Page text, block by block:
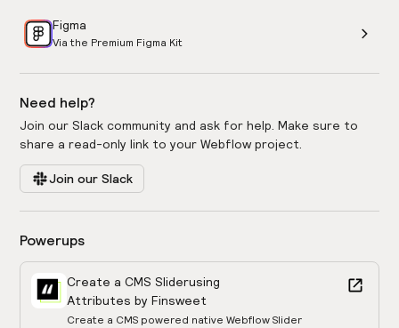
Figma
Via the Premium Figma Kit
Need help?
Join our Slack community and ask for help. Make sure to
share a read-only link to your Webflow project.
Join our Slack
Powerups
Create a CMS Sliderusing
Attributes by Finsweet
Create a CMS powered native Webflow Slider